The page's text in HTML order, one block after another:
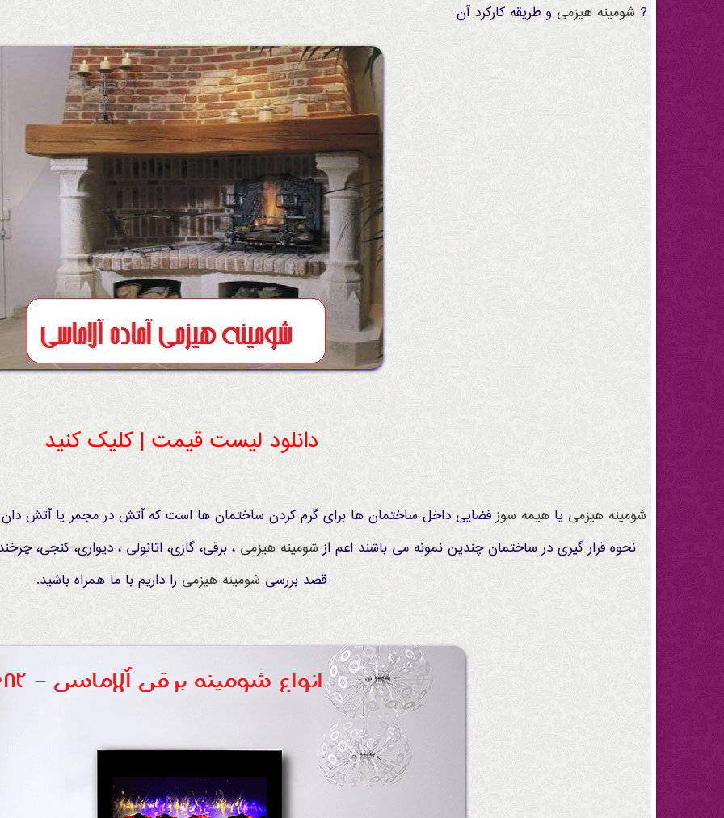
? شومینه هیزمی و طریقه کارکرد آن
دانلود لیست قیمت | کلیک کنید
شومینه هیزمی یا هیمه سوزفضایی داخل ساختمان ها برای گرم کردن ساختمان ها است که آتش در مجمر یا آتش دان
نحوه قرار گیری در ساختمان چندین نمونه می باشند اعم از شومینه هیزمی ، برقی، گازی، اتانولی ، دیواری، کنجی،
قصد بررسی شومینه هیزمی را داریم با ما همراه باشید.